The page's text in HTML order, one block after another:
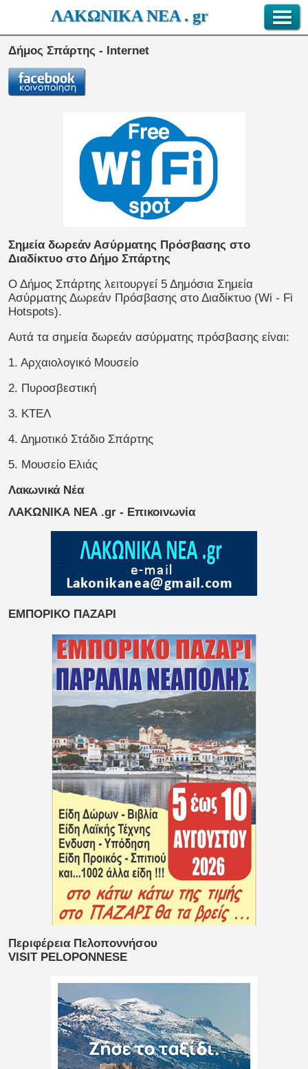
ΛΑΚΩΝΙΚΑ ΝΕΑ . gr
Δήμος Σπάρτης - Internet
Σημεία δωρεάν Ασύρματης Πρόσβασης στο
Διαδίκτυο στο Δήμο Σπάρτης
Ο Δήμος Σπάρτης λειτουργεί 5 Δημόσια Σημεία
Ασύρματης Δωρεάν Πρόσβασης στο Διαδίκτυο (Wi - Fi
Hotspots).
Αυτά τα σημεία δωρεάν ασύρματης πρόσβασης είναι:
1. Αρχαιολογικό Μουσείο
2. Πυροσβεστική
3. ΚΤΕΛ
4. Δημοτικό Στάδιο Σπάρτης
5. Μουσείο Ελιάς
Λακωνικά Νέα
ΛΑΚΩΝΙΚΑ ΝΕΑ .gr - Επικοινωνία
ΕΜΠΟΡΙΚΟ ΠΑΖΑΡΙ
Περιφέρεια Πελοποννήσου
VISIT PELOPONNESE